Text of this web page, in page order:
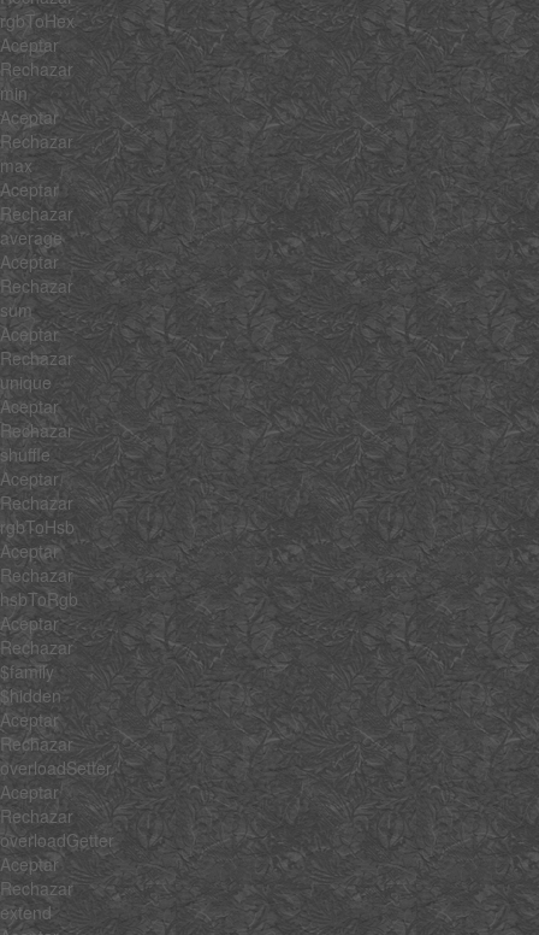
rgbToHex
Aceptar
Rechazar
min
Aceptar
Rechazar
max
Aceptar
Rechazar
average
Aceptar
Rechazar
sum
Aceptar
Rechazar
unique
Aceptar
Rechazar
shuffle
Aceptar
Rechazar
rgbToHsb
Aceptar
Rechazar
hsbToRgb
Aceptar
Rechazar
$family
$hidden
Aceptar
Rechazar
overloadSetter
Aceptar
Rechazar
overloadGetter
Aceptar
Rechazar
extend